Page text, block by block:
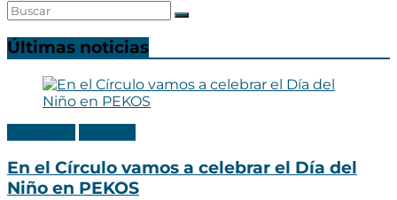
Últimas noticias
En el Círculo vamos a celebrar el Día del
Niño en PEKOS